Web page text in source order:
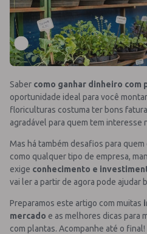
Saber como ganhar dinheiro com
oportunidade ideal para você
floriculturas costuma ter bons
agradável para quem tem interesse
Mas há também desafios para
como qualquer tipo de empresa,
exige conhecimento e
vai ler a partir de agora pode ajudar
Preparamos este artigo com muitas
mercado e as melhores dicas para
com plantas. Acompanhe até o final!